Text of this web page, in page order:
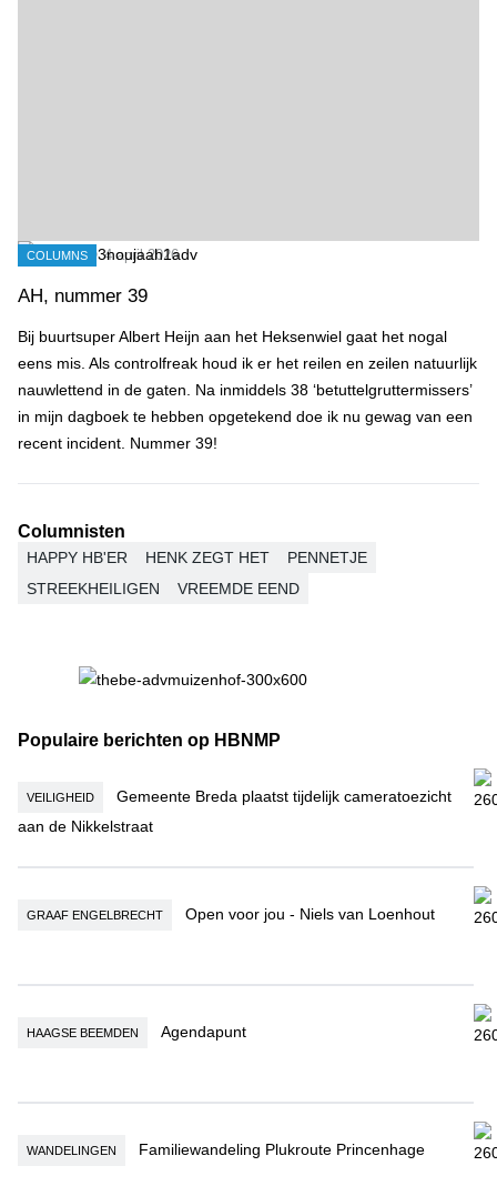
COLUMNS 4 april 2026
AH, nummer 39
Bij buurtsuper Albert Heijn aan het Heksenwiel gaat het nogal
eens mis. Als controlfreak houd ik er het reilen en zeilen natuurlijk
nauwlettend in de gaten. Na inmiddels 38 ‘betuttelgruttermissers’
in mijn dagboek te hebben opgetekend doe ik nu gewag van een
recent incident. Nummer 39!
Columnisten
HAPPY HB'ER HENK ZEGT HET
PENNETJE
STREEKHEILIGEN
VREEMDE EEND
Populaire berichten op HBNMP
VEILIGHEID
Gemeente Breda plaatst tijdelijk cameratoezicht
aan de Nikkelstraat
Gemeente Breda plaatst tijdelijk cameratoezicht aan de Nikkelstraat
GRAAF ENGELBRECHT Open voor jou - Niels van Loenhout
HAAGSE BEEMDEN Agendapunt
WANDELINGEN Familiewandeling Plukroute Princenhage